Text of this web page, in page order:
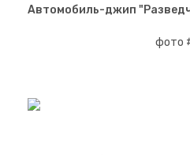
Автомобиль-джип